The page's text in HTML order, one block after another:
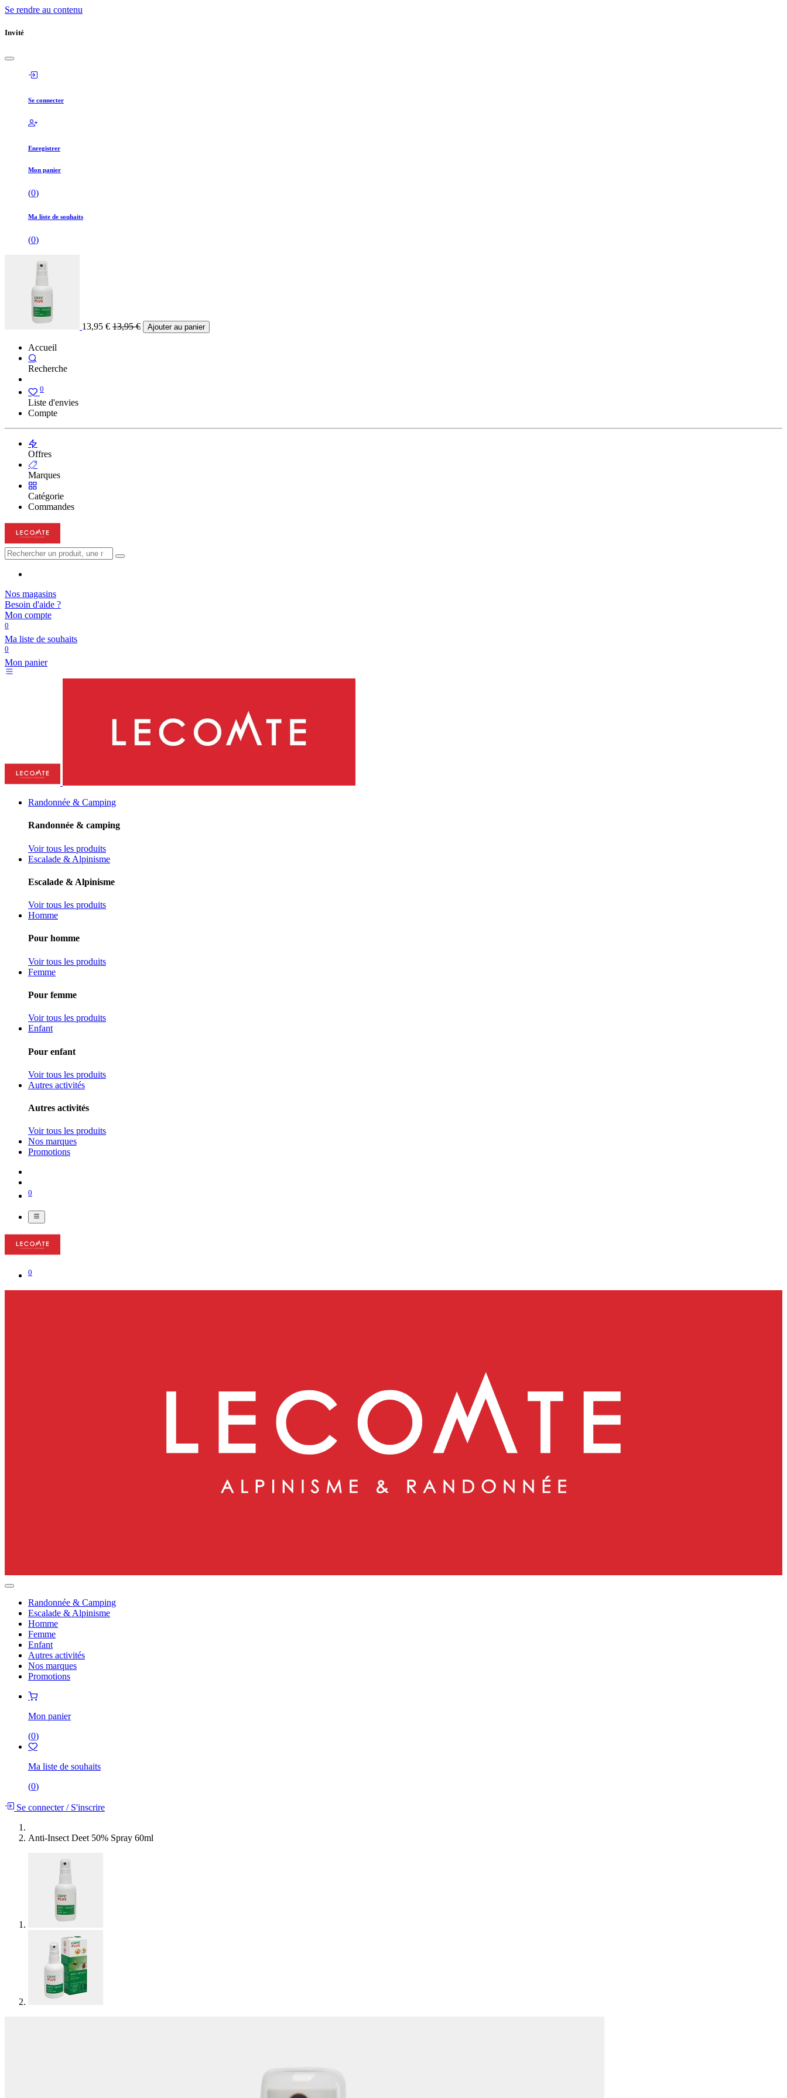
Se rendre au contenu
Invité
Se connecter
Enregistrer
Mon panier
(0)
Ma liste de souhaits
(0)
13,95 € 13,95€ Ajouter au panier
Accueil
Recherche
0
Liste d'envies
Compte
Offres
Marques
Catégorie
Commandes
Nos magasins
Besoin d'aide ?
Mon compte
0
Ma liste de souhaits
0
Mon panier
Randonnée & Camping
Randonnée & camping
Voir tous les produits
Escalade & Alpinisme
Escalade & Alpinisme
Voir tous les produits
Homme
Pour homme
Voir tous les produits
Femme
Pour femme
Voir tous les produits
Enfant
Pour enfant
Voir tous les produits
Autres activités
Autres activités
Voir tous les produits
Nos marques
Promotions
0
0
Randonnée & Camping
Escalade & Alpinisme
Homme
Femme
Enfant
Autres activités
Nos marques
Promotions
Mon panier
(0)
Ma liste de souhaits
(0)
Se connecter/S'inscrire
Anti-Insect Deet 50% Spray 60ml